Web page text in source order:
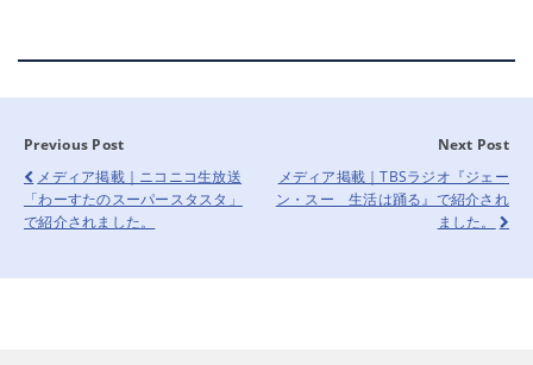
Previous Post
メディア掲載｜ニコニコ生放送
「わーすたのスーパースタスタ」
で紹介されました。
Next Post
メディア掲載｜TBSラジオ『ジェー
ン・スー 生活は踊る』で紹介され
ました。